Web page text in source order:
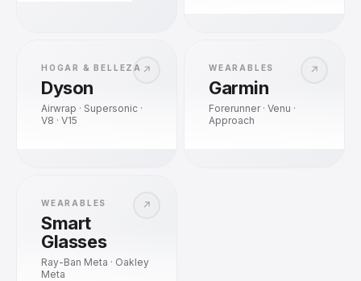
↗
HOGAR & BELLEZA
Dyson
Airwrap · Supersonic ·
V8 · V15
↗
WEARABLES
Garmin
Forerunner · Venu ·
Approach
↗
WEARABLES
Smart
Glasses
Ray-Ban Meta · Oakley
Meta